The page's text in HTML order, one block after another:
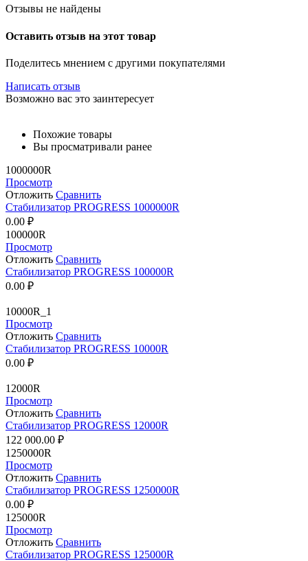
Отзывы не найдены
Оставить отзыв на этот товар
Поделитесь мнением с другими покупателями
Написать отзыв
Возможно вас это заинтересует
Похожие товары
Вы просматривали ранее
1000000R
Просмотр
Отложить Сравнить
Стабилизатор PROGRESS 1000000R
0.00 ₽
100000R
Просмотр
Отложить Сравнить
Стабилизатор PROGRESS 100000R
0.00 ₽
10000R_1
Просмотр
Отложить Сравнить
Стабилизатор PROGRESS 10000R
0.00 ₽
12000R
Просмотр
Отложить Сравнить
Стабилизатор PROGRESS 12000R
122 000.00 ₽
1250000R
Просмотр
Отложить Сравнить
Стабилизатор PROGRESS 1250000R
0.00 ₽
125000R
Просмотр
Отложить Сравнить
Стабилизатор PROGRESS 125000R